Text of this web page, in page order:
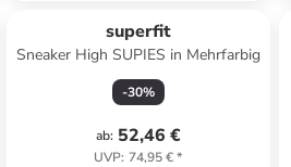
superfit
Sneaker High SUPIES in Mehrfarbig
-30%
ab: 52,46 €
UVP: 74,95 €*